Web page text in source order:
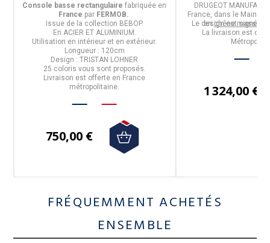
Console basse rectangulairefabriquée en
France par FERMOB.
Issue de la collection BEBOP.
En ACIER ET ALUMINIUM.
Utilisation en intérieur et en extérieur.
Longueur : 120cm
Design : TRISTAN LOHNER
25 coloris vous sont proposés.
Livraison est offerte en France
métropolitaine.
750,00 €
DRUGEOT
France, dans le Maine
enchêne massif
Le design est signé
La livraison est
1 324,00 €
FRÉQUEMMENT ACHETÉS
ENSEMBLE